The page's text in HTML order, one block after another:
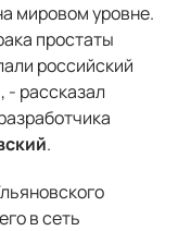
мировом уровне.
простаты
российский
- рассказал
.
в сеть